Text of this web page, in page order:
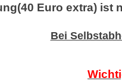
Euro extra) ist
Bei